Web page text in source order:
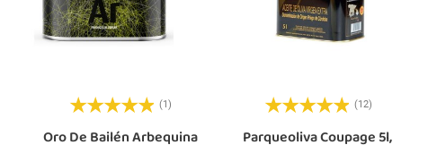
(1)
Oro De Bailén Arbequina
(12)
Parqueoliva Coupage 5l,